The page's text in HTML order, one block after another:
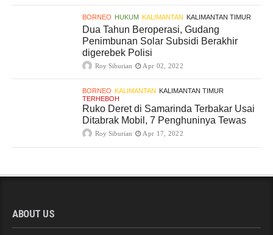
BORNEO HUKUM KALIMANTAN KALIMANTAN TIMUR
Dua Tahun Beroperasi, Gudang
Penimbunan Solar Subsidi Berakhir
digerebek Polisi
Roy Siburian Apr 02, 2022
BORNEO KALIMANTAN KALIMANTAN TIMUR
TERHEBOH
Ruko Deret di Samarinda Terbakar Usai
Ditabrak Mobil, 7 Penghuninya Tewas
Roy Siburian Apr 17, 2022
ABOUT US